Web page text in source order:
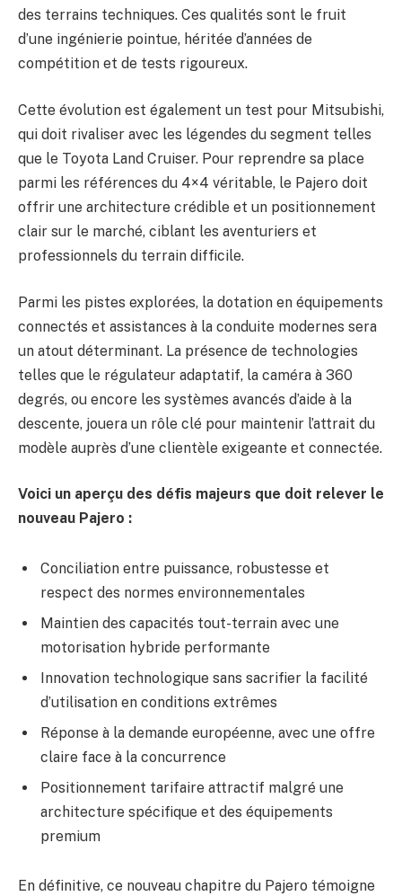
des terrains techniques. Ces qualités sont le fruit
d’une ingénierie pointue, héritée d’années de
compétition et de tests rigoureux.
Cette évolution est également un test pour Mitsubishi,
qui doit rivaliser avec les légendes du segment telles
que le Toyota Land Cruiser. Pour reprendre sa place
parmi les références du 4×4 véritable, le Pajero doit
offrir une architecture crédible et un positionnement
clair sur le marché, ciblant les aventuriers et
professionnels du terrain difficile.
Parmi les pistes explorées, la dotation en équipements
connectés et assistances à la conduite modernes sera
un atout déterminant. La présence de technologies
telles que le régulateur adaptatif, la caméra à 360
degrés, ou encore les systèmes avancés d’aide à la
descente, jouera un rôle clé pour maintenir l’attrait du
modèle auprès d’une clientèle exigeante et connectée.
Voici un aperçu des défis majeurs que doit relever le
nouveau Pajero :
Conciliation entre puissance, robustesse et
respect des normes environnementales
Maintien des capacités tout-terrain avec une
motorisation hybride performante
Innovation technologique sans sacrifier la facilité
d’utilisation en conditions extrêmes
Réponse à la demande européenne, avec une offre
claire face à la concurrence
Positionnement tarifaire attractif malgré une
architecture spécifique et des équipements
premium
En définitive, ce nouveau chapitre du Pajero témoigne